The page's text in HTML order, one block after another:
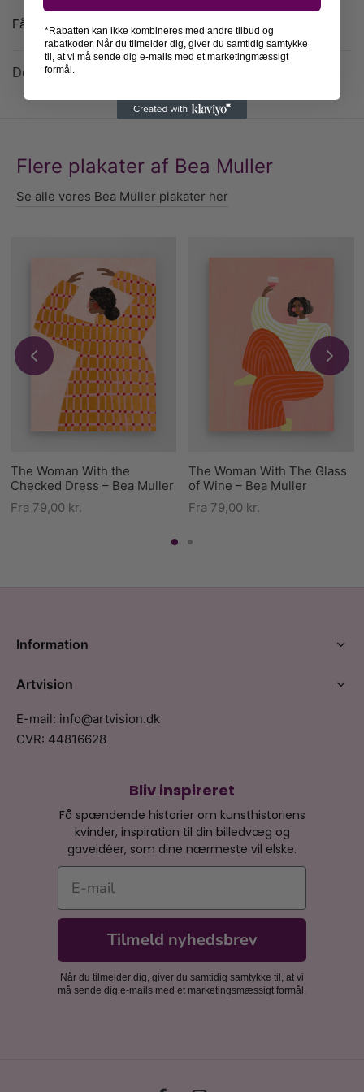
Fås i flere størrelser og rammer.
Detaljer
Flere plakater af Bea Muller
Se alle vores Bea Muller plakater her
The Woman With the
Checked Dress – Bea Muller
Fra 79,00 kr.
The Woman With The Glass
of Wine – Bea Muller
Fra 79,00 kr.
Bliv inspireret
Få spændende historier om kunsthistoriens
kvinder, inspiration til din billedvæg og
gaveidéer, som dine nærmeste vil elske.
E-mail
Tilmeld nyhedsbrev
Når du tilmelder dig, giver du samtidig samtykke til, at vi
må sende dig e-mails med et marketingsmæssigt formål.
Information
Artvision
E-mail: info@artvision.dk
CVR: 44816628
*Rabatten kan ikke kombineres med andre tilbud og
rabatkoder. Når du tilmelder dig, giver du samtidig samtykke
til, at vi må sende dig e-mails med et marketingmæssigt
formål.